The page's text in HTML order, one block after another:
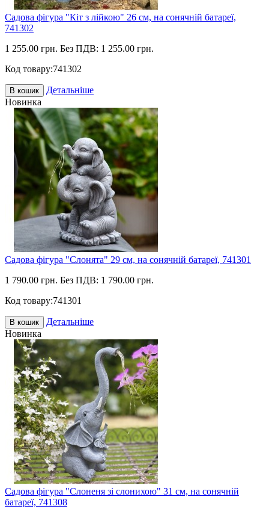
Садова фігура "Кіт з лійкою" 26 см, на сонячній батареї,
741302
1 255.00 грн. Без ПДВ: 1 255.00 грн.
Код товару:741302
В кошик
Детальніше
Новинка
Садова фігура "Слонята" 29 см, на сонячній батареї, 741301
1 790.00 грн. Без ПДВ: 1 790.00 грн.
Код товару:741301
В кошик
Детальніше
Новинка
Садова фігура "Слоненя зі слонихою" 31 см, на сонячній
батареї, 741308